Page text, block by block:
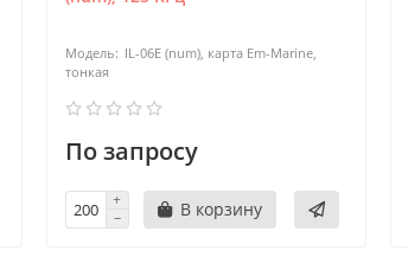
IL-06E (num), карта Em-Marine,
тонкая
По запросу
В корзину